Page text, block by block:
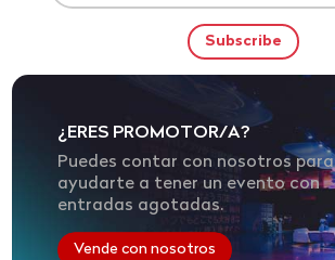
¿ERES PROMOTOR/A?
Puedes contar con nosotros para
ayudarte a tener un evento con
entradas agotadas.
Vende con nosotros